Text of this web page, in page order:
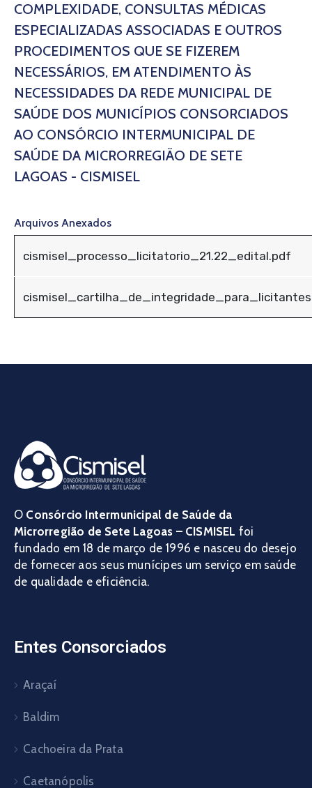
COMPLEXIDADE, CONSULTAS MÉDICAS
ESPECIALIZADAS ASSOCIADAS E OUTROS
PROCEDIMENTOS QUE SE FIZEREM
NECESSÁRIOS, EM ATENDIMENTO ÀS
NECESSIDADES DA REDE MUNICIPAL DE
SAÚDE DOS MUNICÍPIOS CONSORCIADOS
AO CONSÓRCIO INTERMUNICIPAL DE
SAÚDE DA MICRORREGIÃO DE SETE
LAGOAS - CISMISEL
Arquivos Anexados
cismisel_processo_licitatorio_21.22_edital.pdf
O Consórcio Intermunicipal de Saúde da
Microrregião de Sete Lagoas – CISMISEL foi
fundado em 18 de março de 1996 e nasceu do desejo
de fornecer aos seus munícipes um serviço em saúde
de qualidade e eficiência.
Entes Consorciados
Araçaí
Baldim
Cachoeira da Prata
Caetanópolis